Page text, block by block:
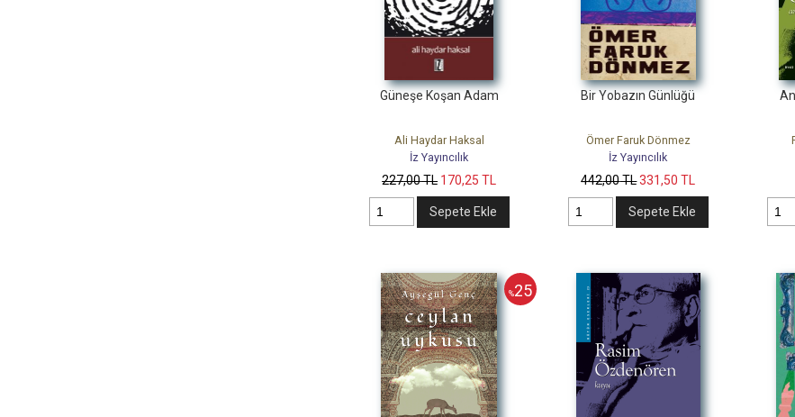
Güneşe Koşan Adam
Ali Haydar Haksal
İz Yayıncılık
227,00TL 170,25 TL
Sepete Ekle
Bir Yobazın Günlüğü
Ömer Faruk Dönmez
İz Yayıncılık
442,00TL331,50 TL
Sepete Ekle
%25